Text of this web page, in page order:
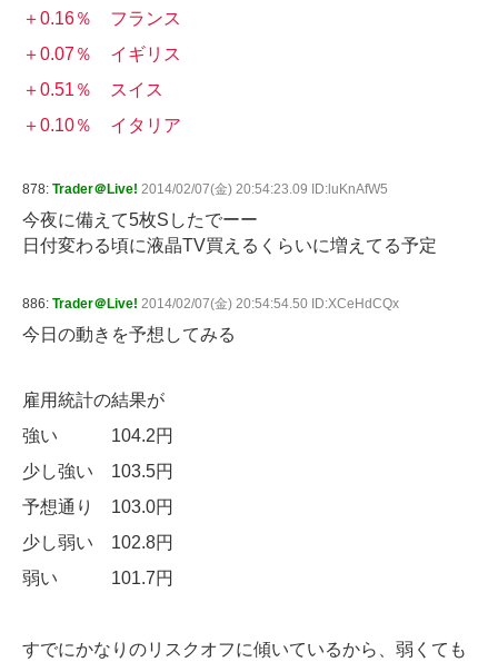
＋0.16％ フランス
＋0.07％ イギリス
＋0.51％ スイス
＋0.10％ イタリア
878: Trader＠Live! 2014/02/07(金) 20:54:23.09 ID:luKnAfW5
今夜に備えて5枚Sしたでーー
日付変わる頃に液晶TV買えるくらいに増えてる予定
886: Trader＠Live! 2014/02/07(金) 20:54:54.50 ID:XCeHdCQx
今日の動きを予想してみる
雇用統計の結果が
強い 104.2円
少し強い 103.5円
予想通り 103.0円
少し弱い 102.8円
弱い 101.7円
すでにかなりのリスクオフに傾いているから、弱くても